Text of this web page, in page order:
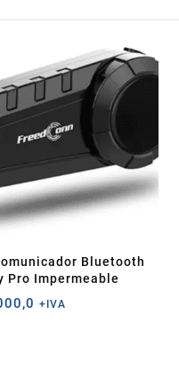
Bluetooth
Pro Impermeable
+IVA